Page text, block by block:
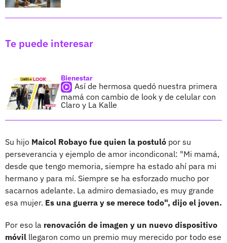
Te puede interesar
Bienestar
Así de hermosa quedó nuestra primera
mamá con cambio de look y de celular con
Claro y La Kalle
Su hijo Maicol Robayo fue quien la postuló por su
perseverancia y ejemplo de amor incondiconal: "Mi mamá,
desde que tengo memoria, siempre ha estado ahí para mi
hermano y para mí. Siempre se ha esforzado mucho por
sacarnos adelante. La admiro demasiado, es muy grande
esa mujer. Es una guerra y se merece todo", dijo el joven.
Por eso la renovación de imagen y un nuevo dispositivo
móvil llegaron como un premio muy merecido por todo ese